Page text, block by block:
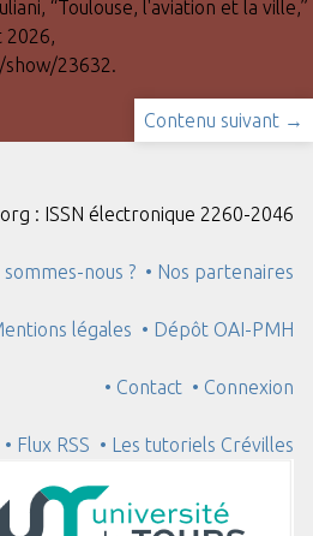
“Toulouse, l'aviation et la ville,”
2026,
23632.
Contenu suivant →
: ISSN électronique 2260-2046
sommes-nous ? • Nos partenaires
légales • Dépôt OAI-PMH
• Contact • Connexion
• Flux RSS • Les tutoriels Crévilles